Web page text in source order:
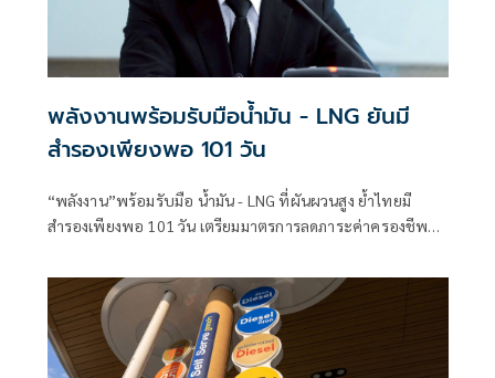
พลังงานพร้อมรับมือน้ำมัน - LNG ยันมี
สำรองเพียงพอ 101 วัน
“พลังงาน”พร้อมรับมือ น้ำมัน - LNG ที่ผันผวนสูง ย้ำไทยมี
สำรองเพียงพอ 101 วัน เตรียมมาตรการลดภาระค่าครองชีพ